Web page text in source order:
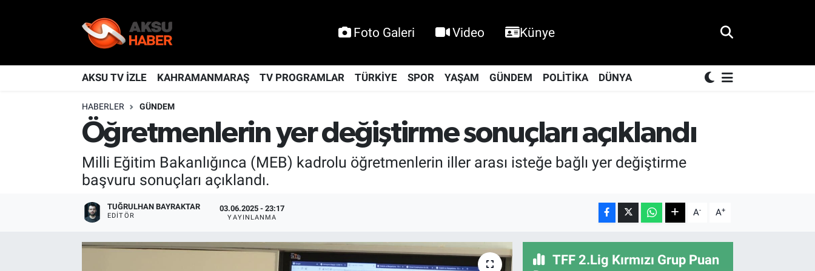
Foto Galeri Video Künye
AKSU TV İZLE KAHRAMANMARAŞ TV PROGRAMLAR TÜRKİYE SPOR YAŞAM GÜNDEM POLİTİKA DÜNYA
HABERLER GÜNDEM
Öğretmenlerin yer değiştirme sonuçları açıklandı
Milli Eğitim Bakanlığınca (MEB) kadrolu öğretmenlerin iller arası isteğe bağlı yer değiştirme
başvuru sonuçları açıklandı.
TUĞRULHAN BAYRAKTAR
EDITÖR
03.06.2025 - 23:17
YAYINLANMA A- A+
TFF 2.Lig Kırmızı Grup Puan
KAHRAMANMARAŞ
Nöbetçi Eczaneler
Hava Durumu
Kahramanmaraş Namaz Vakitleri
Trafik Durumu
TFF 2.Lig Kırmızı Grup Puan Durumu ve Fikstür
Tüm Manşetler